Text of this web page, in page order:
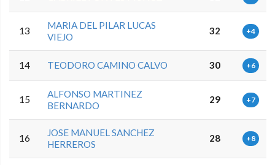
13
MARIA DEL PILAR LUCAS
VIEJO
32 +4
14 TEODORO CAMINO CALVO 30 +6
15
ALFONSO MARTINEZ
BERNARDO
29 +7
16
JOSE MANUEL SANCHEZ
HERREROS
28 +8